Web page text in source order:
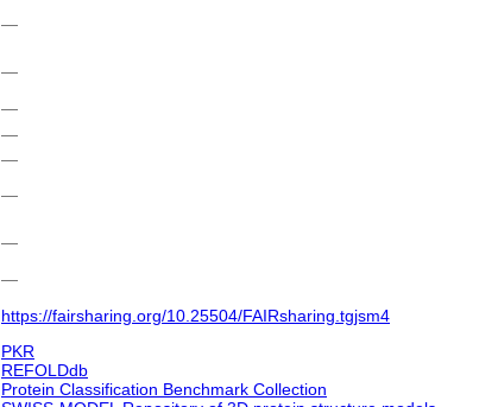
―
―
―
―
―
―
―
―
https://fairsharing.org/10.25504/FAIRsharing.tgjsm4
PKR
REFOLDdb
Protein Classification Benchmark Collection